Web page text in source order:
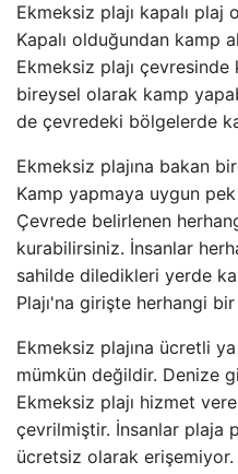
Ekmeksiz plajı kapalı
Kapalı olduğundan kamp
Ekmeksiz plajı
bireysel olarak kamp
de çevredeki bölgelerde
Ekmeksiz plajına bakan
Kamp yapmaya uygun
Çevrede belirlenen
kurabilirsiniz. İnsanlar
sahilde diledikleri yerde
Plajı'na girişte herhangi
Ekmeksiz plajına ücretli
mümkün değildir. Denize
Ekmeksiz plajı hizmet
çevrilmiştir. İnsanlar plaja
ücretsiz olarak